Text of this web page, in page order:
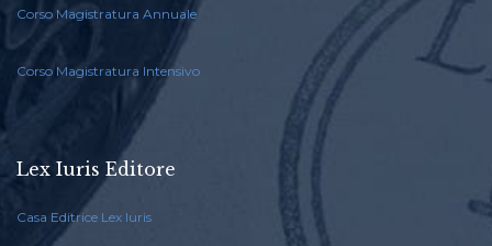
Corso Magistratura Annuale
Corso Magistratura Intensivo
Lex Iuris Editore
Casa Editrice Lex Iuris